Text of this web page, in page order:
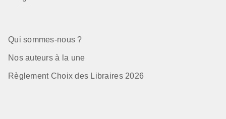
Qui sommes-nous ?
Nos auteurs à la une
Règlement Choix des Libraires 2026